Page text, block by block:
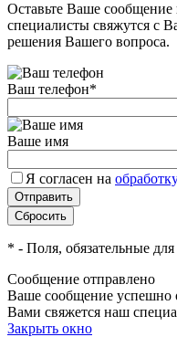
Оставьте Ваше
специалисты свяжутся с
решения Вашего вопроса.
Ваш телефон*
Ваше имя
Я согласен на
* - Поля, обязательные
Сообщение отправлено
Ваше сообщение успешно
Вами свяжется наш
Закрыть окно